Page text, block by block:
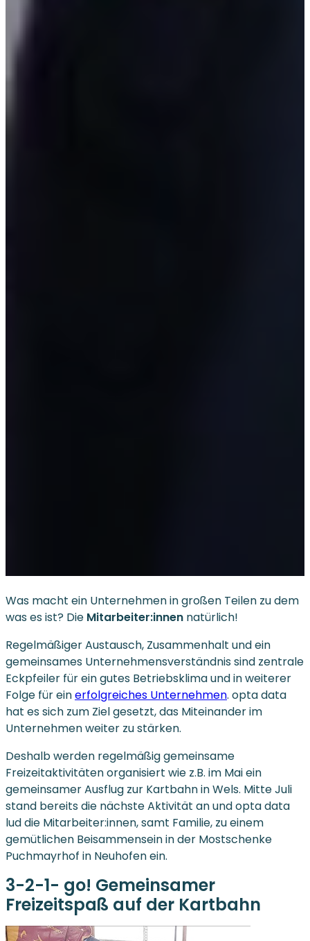
Was macht ein Unternehmen in großen Teilen zu dem
was es ist? Die Mitarbeiter:innen natürlich!
Regelmäßiger Austausch, Zusammenhalt und ein
gemeinsames Unternehmensverständnis sind zentrale
Eckpfeiler für ein gutes Betriebsklima und in weiterer
Folge für einerfolgreiches Unternehmen. opta data
hat es sich zum Ziel gesetzt, das Miteinander im
Unternehmen weiter zu stärken.
Deshalb werden regelmäßig gemeinsame
Freizeitaktivitäten organisiert wie z.B. im Mai ein
gemeinsamer Ausflug zur Kartbahn in Wels. Mitte Juli
stand bereits die nächste Aktivität an und opta data
lud die Mitarbeiter:innen, samt Familie, zu einem
gemütlichen Beisammensein in der Mostschenke
Puchmayrhof in Neuhofen ein.
3-2-1- go! Gemeinsamer
Freizeitspaß auf der Kartbahn